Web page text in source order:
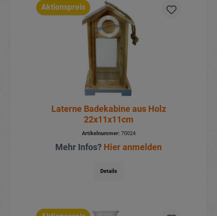
Aktionspreis
Laterne Badekabine aus Holz
22x11x11cm
Artikelnummer:70024
Mehr Infos? Hier anmelden
Details